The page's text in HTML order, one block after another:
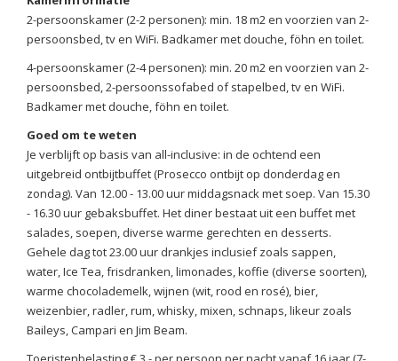
2-persoonskamer (2-2 personen): min. 18 m2 en voorzien van 2-
persoonsbed, tv en WiFi. Badkamer met douche, föhn en toilet.
4-persoonskamer (2-4 personen): min. 20 m2 en voorzien van 2-
persoonsbed, 2-persoonssofabed of stapelbed, tv en WiFi.
Badkamer met douche, föhn en toilet.
Goed om te weten
Je verblijft op basis van all-inclusive: in de ochtend een
uitgebreid ontbijtbuffet (Prosecco ontbijt op donderdag en
zondag). Van 12.00 - 13.00 uur middagsnack met soep. Van 15.30
- 16.30 uur gebaksbuffet. Het diner bestaat uit een buffet met
salades, soepen, diverse warme gerechten en desserts.
Gehele dag tot 23.00 uur drankjes inclusief zoals sappen,
water, Ice Tea, frisdranken, limonades, koffie (diverse soorten),
warme chocolademelk, wijnen (wit, rood en rosé), bier,
weizenbier, radler, rum, whisky, mixen, schnaps, likeur zoals
Baileys, Campari en Jim Beam.